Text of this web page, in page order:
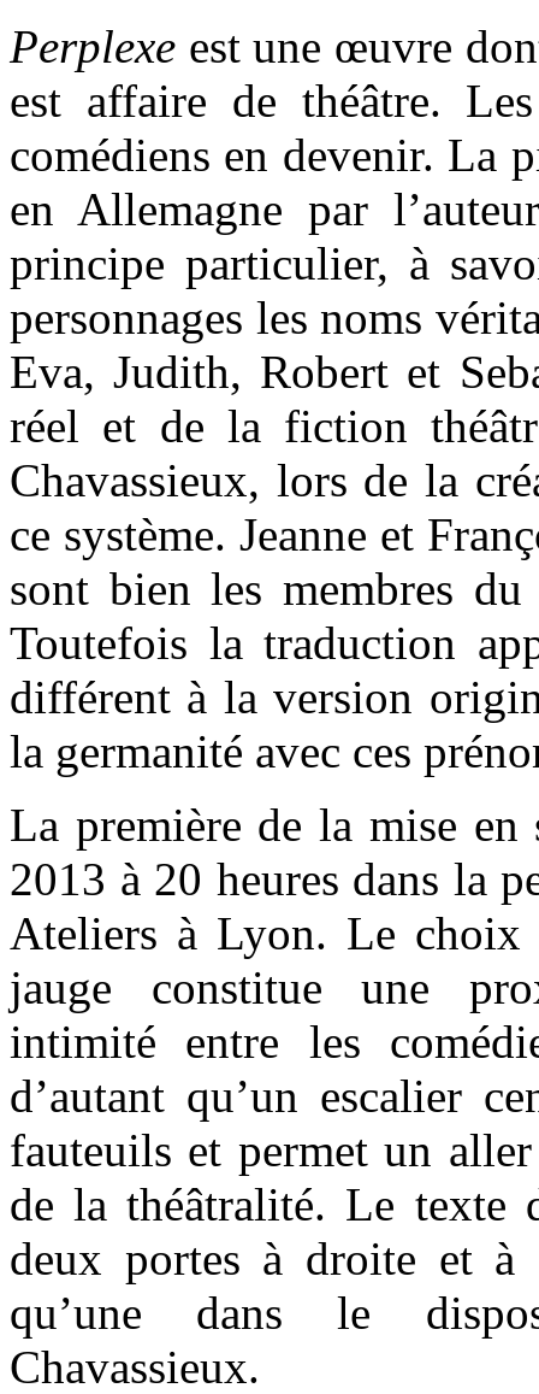
Perplexe est une œuvre
est affaire de théâtre.
comédiens en devenir. La
en Allemagne par
principe particulier, à
personnages les noms
Eva, Judith, Robert et
réel et de la fiction
Chavassieux, lors de la
ce système. Jeanne et
sont bien les membres
Toutefois la traduction
différent à la version
la germanité avec ces
La première de la mise
2013 à 20 heures dans la
Ateliers à Lyon. Le choix
jauge constitue une
intimité entre les
d’autant qu’un escalier
fauteuils et permet un
de la théâtralité. Le texte
deux portes à droite et
qu’une dans le
Chavassieux.